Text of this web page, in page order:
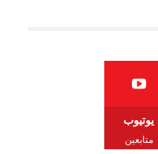
يوتيوب
متابعين